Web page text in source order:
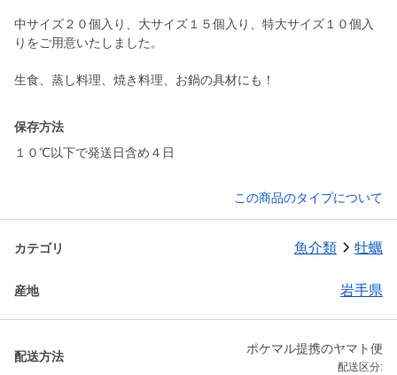
中サイズ２０個入り、大サイズ１５個入り、特大サイズ１０個入
りをご用意いたしました。
生食、蒸し料理、焼き料理、お鍋の具材にも！
保存方法
１０℃以下で発送日含め４日
この商品のタイプについて
カテゴリ 魚介類 牡蠣
産地 岩手県
配送方法
ポケマル提携のヤマト便
配送区分: